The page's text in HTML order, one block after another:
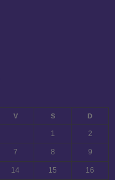
V S D
1 2
7 8 9
14 15 16